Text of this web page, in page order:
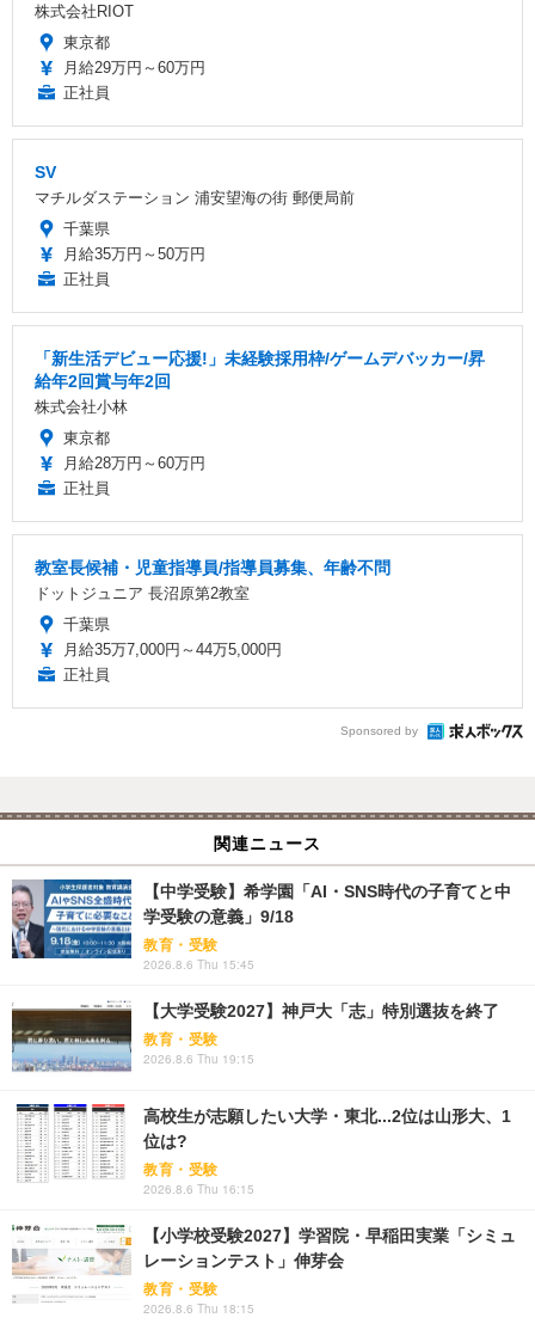
株式会社RIOT
東京都
月給29万円～60万円
正社員
SV
マチルダステーション 浦安望海の街 郵便局前
千葉県
月給35万円～50万円
正社員
「新生活デビュー応援!」未経験採用枠/ゲームデバッカー/昇
給年2回賞与年2回
株式会社小林
東京都
月給28万円～60万円
正社員
教室長候補・児童指導員/指導員募集、年齢不問
ドットジュニア 長沼原第2教室
千葉県
月給35万7,000円～44万5,000円
正社員
Sponsored by
関連ニュース
【中学受験】希学園「AI・SNS時代の子育てと中
学受験の意義」9/18
教育・受験
2026.8.6 Thu 15:45
【大学受験2027】神戸大「志」特別選抜を終了
教育・受験
2026.8.6 Thu 19:15
高校生が志願したい大学・東北...2位は山形大、1
位は?
教育・受験
2026.8.6 Thu 16:15
【小学校受験2027】学習院・早稲田実業「シミュ
レーションテスト」伸芽会
教育・受験
2026.8.6 Thu 18:15